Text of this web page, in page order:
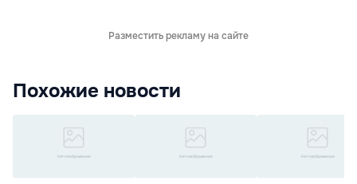
Разместить рекламу на сайте
Похожие новости